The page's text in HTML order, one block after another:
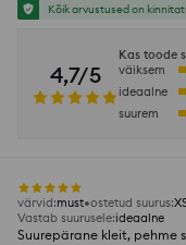
Kõik arvustused on
4,7/5
Kas toode
väiksem
ideaalne
suurem
värvid:must ostetud suurus:
Vastab suurusele:ideaalne
Suurepärane kleit, pehme